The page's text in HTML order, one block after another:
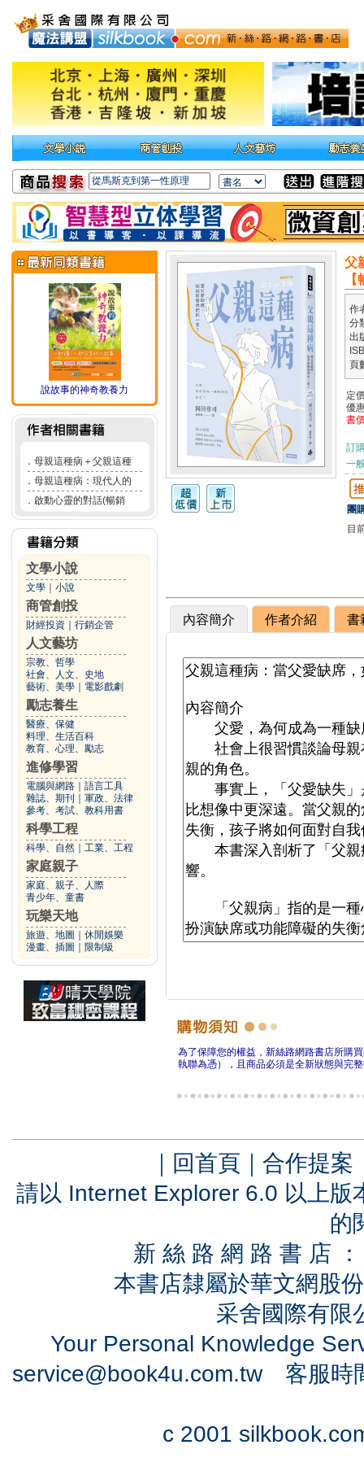
說故事的神奇教養力
． 母親這種病＋父親這種
． 母親這種病：現代人的
． 啟動心靈的對話(暢銷
文學小說
文學 小說
商管創投
財經投資 行銷企管
人文藝坊
宗教、哲學
社會、人文、史地
藝術、美學
電影戲劇
勵志養生
醫療、保健
料理、生活百科
教育、心理、勵志
進修學習
電腦與網路
語言工具
雜誌、期刊
軍政、法律
參考、考試、教科用書
科學工程
科學、自然 工業、工程
家庭親子
家庭、親子、人際
青少年、童書
玩樂天地
旅遊、地圖
休閒娛樂
漫畫、插圖
限制級
父
作
分
出
頁
定
優
書
訂
一
團
目
內容簡介 作者介紹 書
為了保障您的權益，新絲路網路書店所購
執聯為憑），且商品必須是全新狀態與完
｜ 回首頁 ｜ 合作提案
請以 Internet Explorer 6.0 以上
的
新 絲 路 網 路 書 店
本書店隸屬於華文網股
采舍國際有
Your Personal Knowledge
service@book4u.com.tw客服時
c 2001